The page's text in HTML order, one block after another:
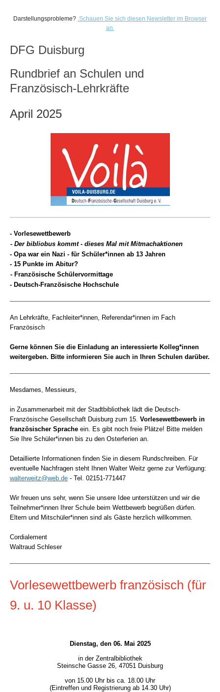
Darstellungsprobleme? .Schauen Sie sich diesen Newsletter im Browser
an.
DFG Duisburg
Rundbrief an Schulen und
Französisch-Lehrkräfte
April 2025
- Vorlesewettbewerb
- Der bibliobus kommt - dieses Mal mit Mitmachaktionen
- Opa war ein Nazi - für Schüler*innen ab 13 Jahren
- 15 Punkte im Abitur?
- Französische Schülervormittage
- Deutsch-Französische Hochschule
An Lehrkräfte, Fachleiter*innen, Referendar*innen im Fach
Französisch
Gerne können Sie die Einladung an interessierte Kolleg*innen
weitergeben. Bitte informieren Sie auch in Ihren Schulen darüber.
Mesdames, Messieurs,
in Zusammenarbeit mit der Stadtbibliothek lädt die Deutsch-
Französische Gesellschaft Duisburg zum 15. Vorlesewettbewerb in
französischer Sprache ein. Es gibt noch freie Plätze! Bitte melden
Sie Ihre Schüler*innen bis zu den Osterferien an.
Detaillierte Informationen finden Sie in diesem Rundschreiben. Für
eventuelle Nachfragen steht Ihnen Walter Weitz gerne zur Verfügung:
walterweitz@web.de - Tel. 02151-771447
Wir freuen uns sehr, wenn Sie unsere Idee unterstützen und wir die
Teilnehmer*innen Ihrer Schule beim Wettbewerb begrüßen dürfen.
Eltern und Mitschüler*innen sind als Gäste herzlich willkommen.
Cordialement
Waltraud Schleser
Vorlesewettbewerb französisch (für
9. u. 10 Klasse)
Dienstag, den 06. Mai 2025
in der Zentralbibliothek
Steinsche Gasse 26, 47051 Duisburg
von 15.00 Uhr bis ca. 18.00 Uhr
(Eintreffen und Registrierung ab 14.30 Uhr)